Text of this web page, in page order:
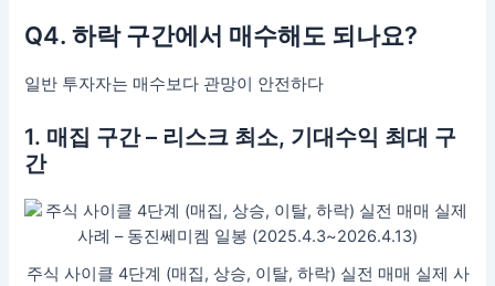
Q4. 하락 구간에서 매수해도 되나요?
일반 투자자는 매수보다 관망이 안전하다
1. 매집 구간 – 리스크 최소, 기대수익 최대 구
간
주식 사이클 4단계 (매집, 상승, 이탈, 하락) 실전 매매 실제 사